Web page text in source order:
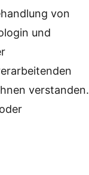
von
und
verstanden.